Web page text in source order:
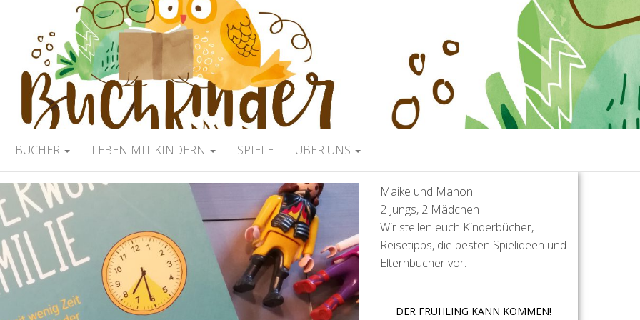
BÜCHER LEBEN MIT KINDERN SPIELE ÜBER UNS
Maike und Manon
2 Jungs, 2 Mädchen
Wir stellen euch Kinderbücher,
Reisetipps, die besten Spielideen und
Elternbücher vor.
DER FRÜHLING KANN KOMMEN!